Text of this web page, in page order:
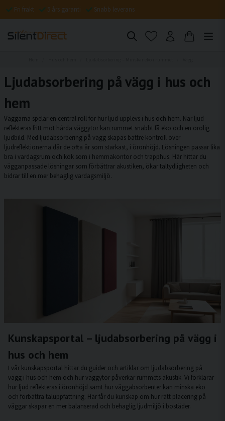
Fri frakt 5 års garanti Snabb leverans
Ljudabsorbering på vägg i hus och
hem
Väggarna spelar en central roll för hur ljud upplevs i hus och hem. När ljud
reflekteras fritt mot hårda väggytor kan rummet snabbt få eko och en orolig
ljudbild. Med ljudabsorbering på vägg skapas bättre kontroll över
ljudreflektionerna där de ofta är som starkast, i öronhöjd. Lösningen passar lika
bra i vardagsrum och kök som i hemmakontor och trapphus. Här hittar du
vägganpassade lösningar som förbättrar akustiken, ökar taltydligheten och
bidrar till en mer behaglig vardagsmiljö.
Kunskapsportal – ljudabsorbering på vägg i
hus och hem
I vår kunskapsportal hittar du guider och artiklar om ljudabsorbering på
vägg i hus och hem och hur väggytor påverkar rummets akustik. Vi förklarar
hur ljud reflekteras i öronhöjd samt hur väggabsorbenter kan minska eko
och förbättra taluppfattning. Här får du kunskap om hur rätt placering på
väggar skapar en mer balanserad och behaglig ljudmiljö i bostäder.